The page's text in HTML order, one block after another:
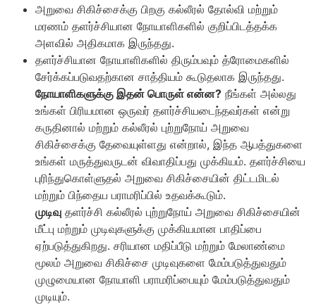
அறுவை சிகிச்சைக்கு பிறகு கல்லீரல் தோல்வி மற்றும்
மரணம் தளர்ச்சியான நோயாளிகளில் குறிப்பிடத்தக்க
அளவில் அதிகமாக இருந்தது.
தளர்ச்சியான நோயாளிகளில் திரும்பவும் த்ரோமைகளில்
சேர்க்கப்படுவதற்கான சாத்தியம் கூடுதலாக இருந்தது.
நோயாளிகளுக்கு இதன் பொருள் என்ன? நீங்கள் அல்லது
உங்கள் பிரியமான ஒருவர் தளர்ச்சியடைந்தவர்கள் என்று
கருதினால் மற்றும் கல்லீரல் புற்றுநோய் அறுவை
சிகிச்சைக்கு தேவையுள்ளது என்றால், இந்த ஆபத்துகளை
உங்கள் மருத்துவருடன் விவாதிப்பது முக்கியம். தளர்ச்சியை
புரிந்துகொள்ளுதல் அறுவை சிகிச்சையின் திட்டமிடல்
மற்றும் பிந்தைய பராமரிப்பில் உதவக்கூடும்.
முடிவு தளர்ச்சி கல்லீரல் புற்றுநோய் அறுவை சிகிச்சையின்
மீட்பு மற்றும் முடிவுகளுக்கு முக்கியமான பாதிப்பை
ஏற்படுத்துகிறது. சரியான மதிப்பீடு மற்றும் மேலாண்மை
மூலம் அறுவை சிகிச்சை முடிவுகளை மேம்படுத்துவதும்
முழுமையான நோயாளி பராமரிப்பையும் மேம்படுத்துவதும்
முடியும்.